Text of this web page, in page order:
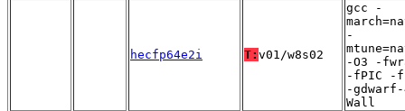
hecfp64e2i T: v01/w8s02
gcc -
-
-O3 -
-fPIC -
-
Wall